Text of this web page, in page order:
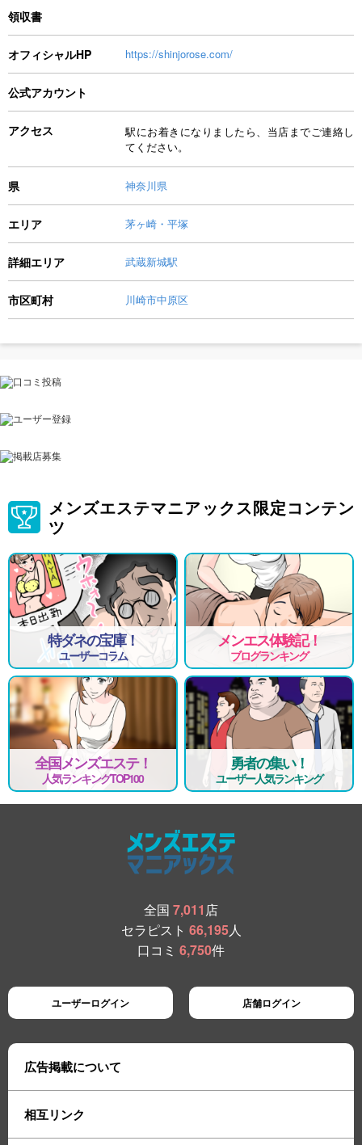
領収書
オフィシャルHP https://shinjorose.com/
公式アカウント
アクセス
駅にお着きになりましたら、当店までご連絡し
てください。
県 神奈川県
エリア 茅ヶ崎・平塚
詳細エリア 武蔵新城駅
市区町村 川崎市中原区
メンズエステマニアックス限定コンテン
ツ
特ダネの宝庫！
ユーザーコラム
メンエス体験記！
ブログランキング
全国メンズエステ！
人気ランキングTOP100
勇者の集い！
ユーザー人気ランキング
全国 7,011 店
セラピスト 66,195人
口コミ 6,750件
ユーザーログイン 店舗ログイン
広告掲載について
相互リンク